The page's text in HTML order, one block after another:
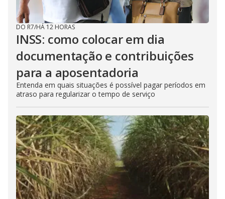
DO R7/HÁ 12 HORAS
INSS: como colocar em dia
documentação e contribuições
para a aposentadoria
Entenda em quais situações é possível pagar períodos em
atraso para regularizar o tempo de serviço